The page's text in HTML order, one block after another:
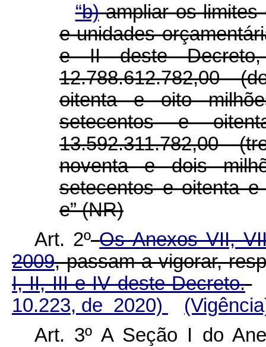
“b)ampliar os limites
e unidades
e II deste
12.788.612.782,00
oitenta e oito
setecentos e
13.592.311.782,00
noventa e dois
setecentos e oitenta
e” (NR)
Art. 2º Os Anexos VII,
2009, passam a vigorar,
I, II, III e IV deste Decreto.
10.223, de 2020)
Art. 3º A Seção I do